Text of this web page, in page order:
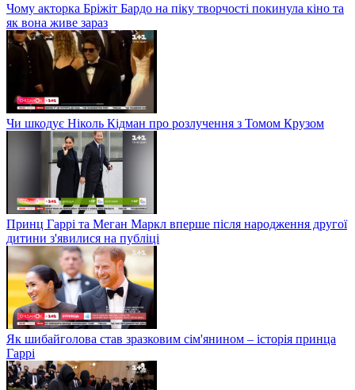
Чому акторка Бріжіт Бардо на піку творчості покинула кіно та
як вона живе зараз
Чи шкодує Ніколь Кідман про розлучення з Томом Крузом
Принц Гаррі та Меган Маркл вперше після народження другої
дитини з'явилися на публіці
Як шибайголова став зразковим сім'янином – історія принца
Гаррі